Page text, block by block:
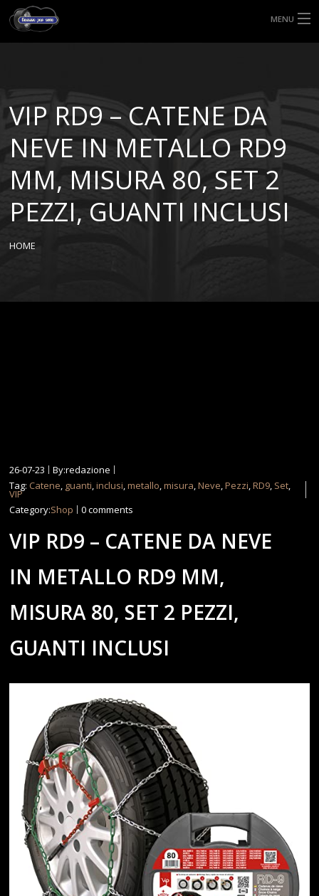
MENU
MISURE GOMME
BLOG
SHOP
VIP RD9 – CATENE DA
NEVE IN METALLO RD9
MM, MISURA 80, SET 2
PEZZI, GUANTI INCLUSI
HOME
26-07-23
By:redazione
Tag: Catene, guanti,inclusi,metallo,misura,Neve,Pezzi,RD9, Set,
VIP
Category:Shop 0 comments
VIP RD9 – CATENE DA NEVE
IN METALLO RD9 MM,
MISURA 80, SET 2 PEZZI,
GUANTI INCLUSI